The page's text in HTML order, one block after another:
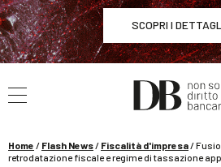
SCOPRI I
WEBINAR / 17
La governance
Home / Flash News/ Fiscalità d'impresa/
retrodatazione fiscale e regime di tassazione